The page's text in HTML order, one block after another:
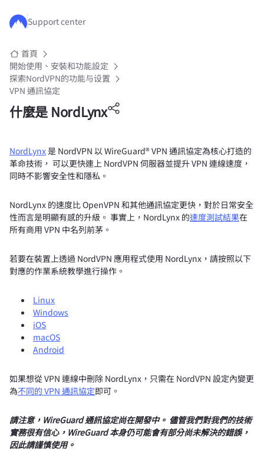
跳至主要內容
Support center
首頁
開始使用、安裝和功能設定
探索NordVPN的功能与设置
VPN 通訊協定
什麼是 NordLynx
NordLynx 是 NordVPN 以 WireGuard® VPN 通訊協定為核心打造的
革命技術， 可以更快連上 NordVPN 伺服器並提升 VPN 連線速度，
同時不影響安全性和隱私。
NordLynx 的速度比 OpenVPN 和其他通訊協定更快，對於日常安全
性而言是明顯有感的升級。 事實上，NordLynx 的速度測試結果在
所有商用 VPN 中名列前茅。
若要在裝置上透過 NordVPN 應用程式使用 NordLynx，請按照以下
對應的作業系統教學進行操作。
Linux
Windows
iOS
macOS
Android
如果想從 VPN 連線中刪除 NordLynx，只需在 NordVPN 設定內變更
為不同的 VPN 通訊協定即可。
請注意，WireGuard 通訊協定尚在開發中。 儘管我們對我們的技術
實務很有信心，WireGuard 本身仍可能會有部分尚未解決的錯誤，
因此請謹慎使用。